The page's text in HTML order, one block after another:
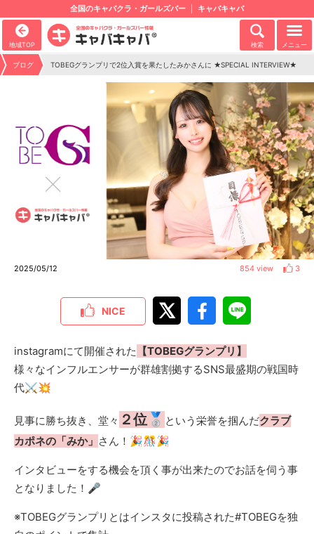
全国のキャバクラ・ガールズバー キャバキャバ
地域TOP 検索 メニュー
ブログ TOBEGグランプリで2位入賞を果たしたみかさんに ★SPECIAL INTERVIEW★
2025/05/12 854 view 3
NICE
instagramにて開催された
【TOBEGグランプリ】
様々なインフルエンサーが群雄割拠するSNS最盛期の戦国時
代⚔️💥
見事に勝ち抜き、堂々 ２位🥈 という栄誉を掴んだクラブ
カポネの「みか」 さん！🎉🎊🎉
インタビューをする機会を頂く事が出来たのでお話を伺う事
となりました！🎤
※TOBEGグランプリとはインスタに投稿された#TOBEGを独